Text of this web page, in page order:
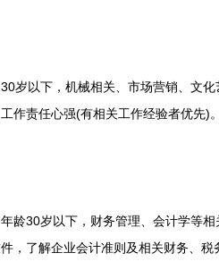
以下，机械相关、市场营销、文化
作责任心强(有相关工作经验者优先)。
30岁以下，财务管理、会计学等相
，了解企业会计准则及相关财务、